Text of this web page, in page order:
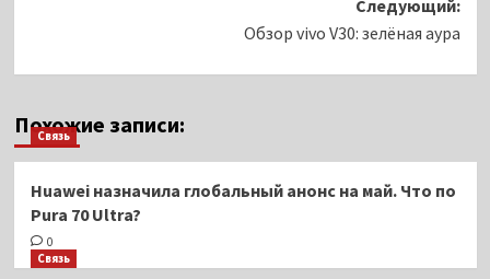
Следующий:
Обзор vivo V30: зелёная аура
Похожие записи:
Связь
Huawei назначила глобальный анонс на май. Что по
Pura 70 Ultra?
0
Связь